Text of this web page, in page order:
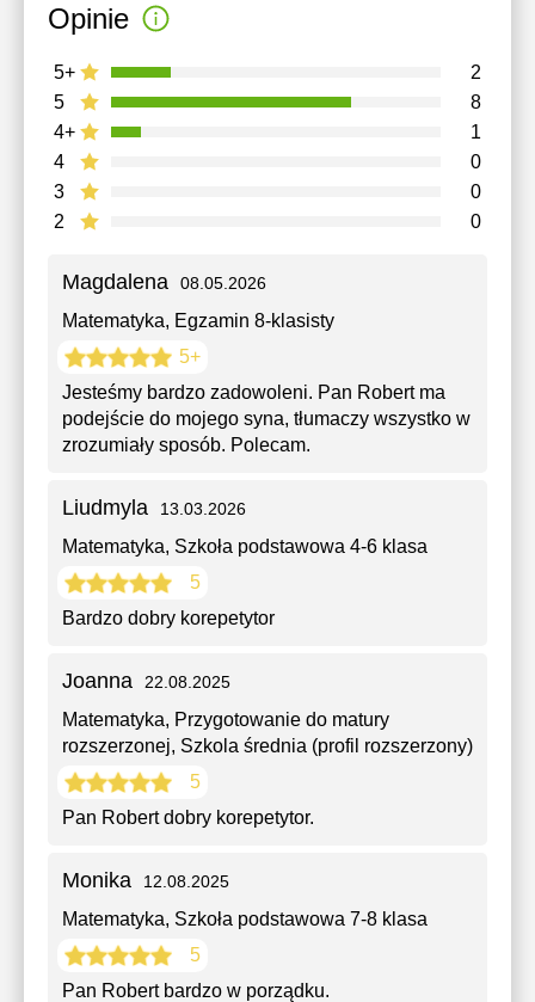
Opinie
2 0
3 0
4 0
4+ 1
5 8
5+ 2
Magdalena 08.05.2026
Matematyka, Egzamin 8-klasisty
5+
Jesteśmy bardzo zadowoleni. Pan Robert ma
podejście do mojego syna, tłumaczy wszystko w
zrozumiały sposób. Polecam.
Liudmyla 13.03.2026
Matematyka, Szkoła podstawowa 4-6 klasa
5
Bardzo dobry korepetytor
Joanna 22.08.2025
Matematyka, Przygotowanie do matury
rozszerzonej, Szkola średnia (profil rozszerzony)
5
Pan Robert dobry korepetytor.
Monika 12.08.2025
Matematyka, Szkoła podstawowa 7-8 klasa
5
Pan Robert bardzo w porządku.